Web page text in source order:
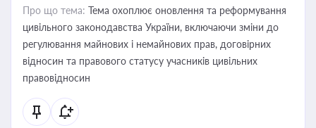
Про що тема: Тема охоплює оновлення та реформування
цивільного законодавства України, включаючи зміни до
регулювання майнових і немайнових прав, договірних
відносин та правового статусу учасників цивільних
правовідносин